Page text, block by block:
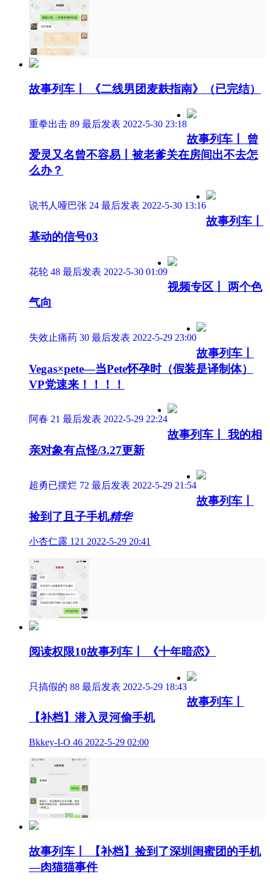
故事列车丨 《二线男团麦麸指南》（已完结）
重拳出击 89 最后发表 2022-5-30 23:18
故事列车丨 曾
爱灵又名曾不容易丨被老爹关在房间出不去怎
么办？
说书人哑巴张 24 最后发表 2022-5-30 13:16
故事列车丨
基动的信号03
花轮 48 最后发表 2022-5-30 01:09
视频专区丨 两个色
气向
失效止痛药 30 最后发表 2022-5-29 23:00
故事列车丨
Vegas×pete—当Pete怀孕时（假装是译制体）
VP党速来！！！！
阿春 21 最后发表 2022-5-29 22:24
故事列车丨 我的相
亲对象有点怪/3.27更新
超勇已摆烂 72 最后发表 2022-5-29 21:54
故事列车丨
捡到了且子手机精华
小杏仁露 121 2022-5-29 20:41
阅读权限10故事列车丨 《十年暗恋》
只搞假的 88 最后发表 2022-5-29 18:43
故事列车丨
【补档】潜入灵河偷手机
Bkkey-I-O 46 2022-5-29 02:00
故事列车丨 【补档】捡到了深圳闺蜜团的手机
—肉猫猫事件